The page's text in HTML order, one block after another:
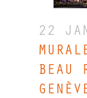
22
BEAU